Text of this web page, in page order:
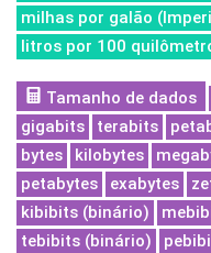
milhas por galão
litros por 100
Tamanho de dados
gigabits
terabits
bytes
kilobytes
petabytes
exabytes
kibibits (binário)
tebibits (binário)